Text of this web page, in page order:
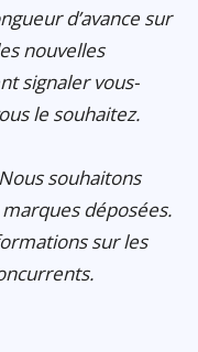
d’avance sur
nouvelles
signaler vous-
le souhaitez.
Nous souhaitons
déposées.
sur les